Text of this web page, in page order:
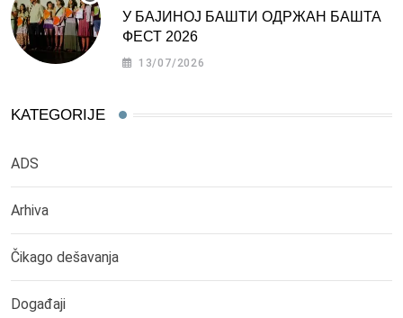
У БАЈИНОЈ БАШТИ ОДРЖАН БАШТА
ФЕСТ 2026
13/07/2026
KATEGORIJE
ADS
Arhiva
Čikago dešavanja
Događaji